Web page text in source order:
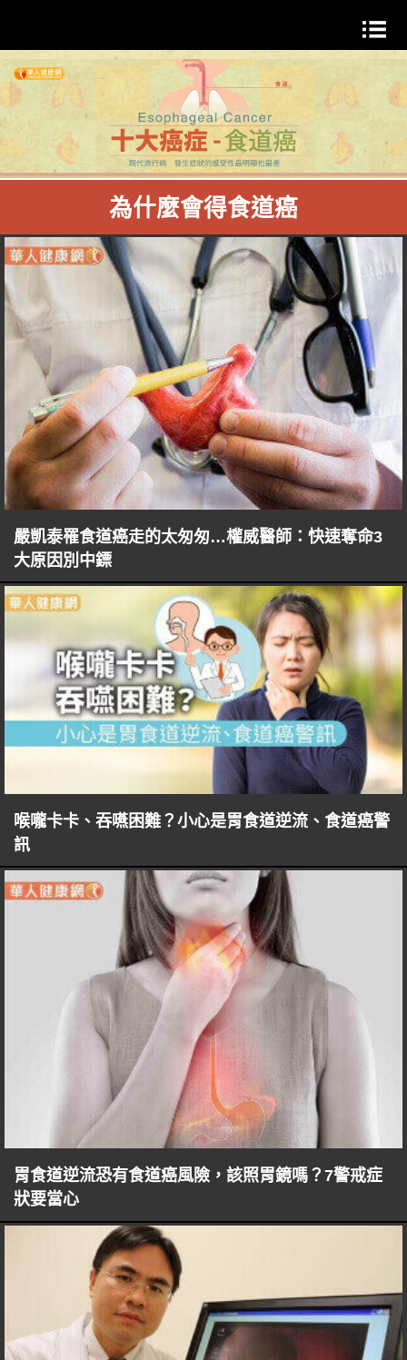
為什麼會得食道癌
嚴凱泰罹食道癌走的太匆匆…權威醫師：快速奪命3
大原因別中鏢
喉嚨卡卡、吞嚥困難？小心是胃食道逆流、食道癌警
訊
胃食道逆流恐有食道癌風險，該照胃鏡嗎？7警戒症
狀要當心